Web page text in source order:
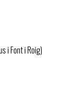
i Font i Roig)